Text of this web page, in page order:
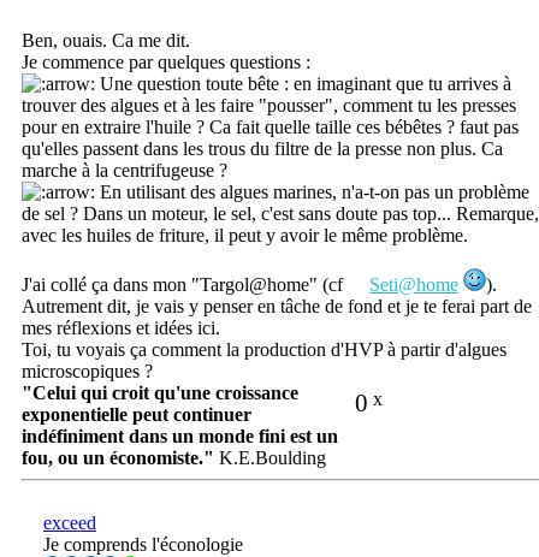
Ben, ouais. Ca me dit.
Je commence par quelques questions :
Une question toute bête : en imaginant que tu arrives à
trouver des algues et à les faire "pousser", comment tu les presses
pour en extraire l'huile ? Ca fait quelle taille ces bébêtes ? faut pas
qu'elles passent dans les trous du filtre de la presse non plus. Ca
marche à la centrifugeuse ?
En utilisant des algues marines, n'a-t-on pas un problème
de sel ? Dans un moteur, le sel, c'est sans doute pas top... Remarque,
avec les huiles de friture, il peut y avoir le même problème.
J'ai collé ça dans mon "Targol@home" (cf Seti@home
).
Autrement dit, je vais y penser en tâche de fond et je te ferai part de
mes réflexions et idées ici.
Toi, tu voyais ça comment la production d'HVP à partir d'algues
microscopiques ?
0 x
"Celui qui croit qu'une croissance
exponentielle peut continuer
indéfiniment dans un monde fini est un
fou, ou un économiste." K.E.Boulding
exceed
Je comprends l'éconologie